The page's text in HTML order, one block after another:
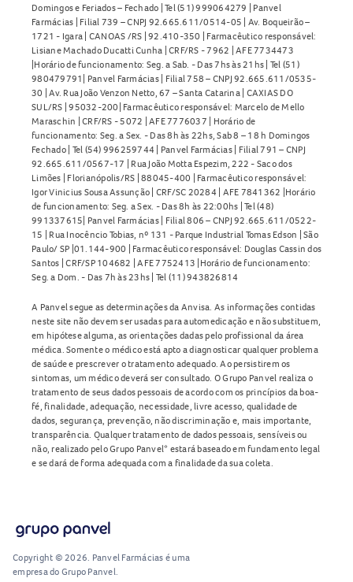
Domingos e Feriados – Fechado | Tel (51) 999064279 | Panvel
Farmácias | Filial 739 – CNPJ 92.665.611/0514-05 | Av. Boqueirão –
1721 - Igara | CANOAS /RS | 92.410-350 | Farmacêutico responsável:
Lisiane Machado Ducatti Cunha | CRF/RS - 7962 | AFE 7734473
|Horário de funcionamento: Seg. a Sab. - Das 7hs às 21hs | Tel (51)
980479791| Panvel Farmácias | Filial 758 – CNPJ 92.665.611/0535-
30 | Av. Rua João Venzon Netto, 67 – Santa Catarina | CAXIAS DO
SUL/RS | 95032-200| Farmacêutico responsável: Marcelo de Mello
Maraschin | CRF/RS - 5072 | AFE 7776037 | Horário de
funcionamento: Seg. a Sex. - Das 8h às 22hs, Sab 8 – 18 h Domingos
Fechado | Tel (54) 996259744 | Panvel Farmácias | Filial 791 – CNPJ
92.665.611/0567-17 | Rua João Motta Espezim, 222 - Saco dos
Limões | Florianópolis/RS | 88045-400 | Farmacêutico responsável:
Igor Vinicius Sousa Assunção | CRF/SC 20284 | AFE 7841362 |Horário
de funcionamento: Seg. a Sex. - Das 8h às 22:00hs | Tel (48)
991337615| Panvel Farmácias | Filial 806 – CNPJ 92.665.611/0522-
15 | Rua Inocêncio Tobias, nº 131 - Parque Industrial Tomas Edson | São
Paulo/ SP |01.144-900 | Farmacêutico responsável: Douglas Cassin dos
Santos | CRF/SP 104682 | AFE 7752413 |Horário de funcionamento:
Seg. a Dom. - Das 7h às 23hs | Tel (11) 943826814
A Panvel segue as determinações da Anvisa. As informações contidas
neste site não devem ser usadas para automedicação e não substituem,
em hipótese alguma, as orientações dadas pelo profissional da área
médica. Somente o médico está apto a diagnosticar qualquer problema
de saúde e prescrever o tratamento adequado. Ao persistirem os
sintomas, um médico deverá ser consultado. O Grupo Panvel realiza o
tratamento de seus dados pessoais de acordo com os princípios da boa-
fé, finalidade, adequação, necessidade, livre acesso, qualidade de
dados, segurança, prevenção, não discriminação e, mais importante,
transparência. Qualquer tratamento de dados pessoais, sensíveis ou
não, realizado pelo Grupo Panvel* estará baseado em fundamento legal
e se dará de forma adequada com a finalidade da sua coleta.
Copyright © 2026. Panvel Farmácias é uma
empresa do Grupo Panvel.